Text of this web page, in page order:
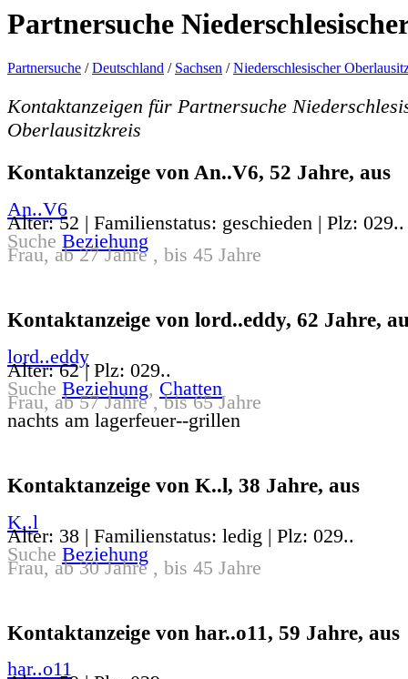
Partnersuche
Partnersuche /Deutschland / Sachsen /Niederschlesischer
Kontaktanzeigen für Partnersuche
Oberlausitzkreis
Kontaktanzeige von An..V6, 52 Jahre, aus
An..V6
Alter: 52 | Familienstatus: geschieden | Plz: 029..
Suche Beziehung
Frau, ab 27 Jahre , bis 45 Jahre
Kontaktanzeige von lord..eddy, 62 Jahre,
lord..eddy
Alter: 62 | Plz: 029..
Suche Beziehung, Chatten
Frau, ab 57 Jahre , bis 65 Jahre
nachts am lagerfeuer--grillen
Kontaktanzeige von K..l, 38 Jahre, aus
K..l
Alter: 38 | Familienstatus: ledig | Plz: 029..
Suche Beziehung
Frau, ab 30 Jahre , bis 45 Jahre
Kontaktanzeige von har..o11, 59 Jahre, aus
har..o11